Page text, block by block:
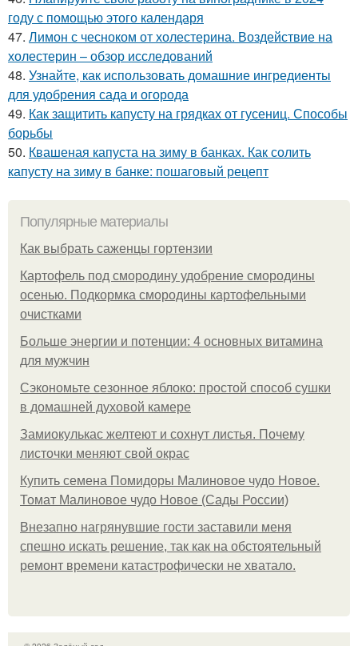
году с помощью этого календаря
47. Лимон с чесноком от холестерина. Воздействие на
холестерин – обзор исследований
48. Узнайте, как использовать домашние ингредиенты
для удобрения сада и огорода
49. Как защитить капусту на грядках от гусениц. Способы
борьбы
50. Квашеная капуста на зиму в банках. Как солить
капусту на зиму в банке: пошаговый рецепт
Популярные материалы
Как выбрать саженцы гортензии
Картофель под смородину удобрение смородины
осенью. Подкормка смородины картофельными
очистками
Больше энергии и потенции: 4 основных витамина
для мужчин
Сэкономьте сезонное яблоко: простой способ сушки
в домашней духовой камере
Замиокулькас желтеют и сохнут листья. Почему
листочки меняют свой окрас
Купить семена Помидоры Малиновое чудо Новое.
Томат Малиновое чудо Новое (Сады России)
Внезапно нагрянувшие гости заставили меня
спешно искать решение, так как на обстоятельный
ремонт времени катастрофически не хватало.